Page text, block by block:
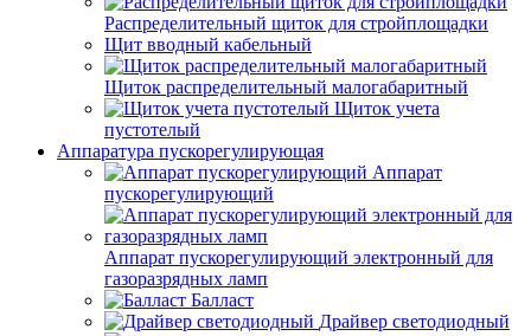
Распределительный щиток для стройплощадки
Щит вводный кабельный
Щиток распределительный малогабаритный
Щиток учета
пустотелый
Аппаратура пускорегулирующая
Аппарат
пускорегулирующий
Аппарат пускорегулирующий электронный для
газоразрядных ламп
Балласт
Драйвер светодиодный